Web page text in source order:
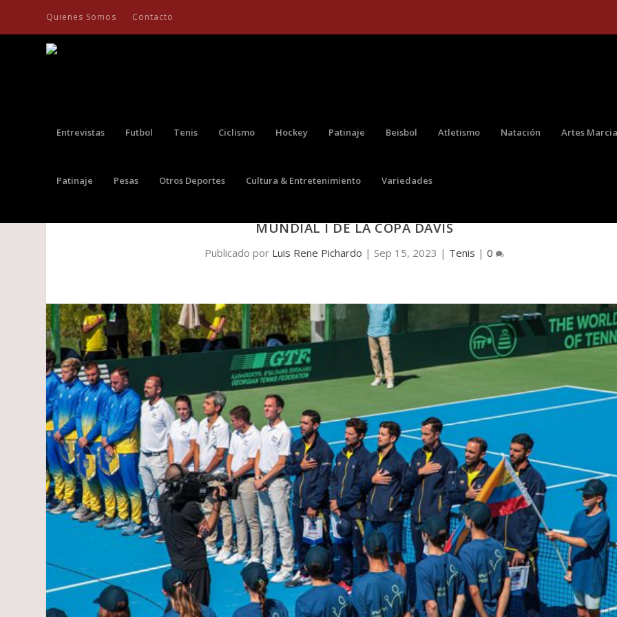
Quienes Somos Contacto
Entrevistas Futbol Tenis Ciclismo Hockey Patinaje Beisbol Atletismo Natación Artes
Patinaje Pesas Otros Deportes Cultura & Entretenimiento Variedades
MUNDIAL I DE LA COPA DAVIS
Publicado por Luis Rene Pichardo | Sep 15, 2023 | Tenis |0